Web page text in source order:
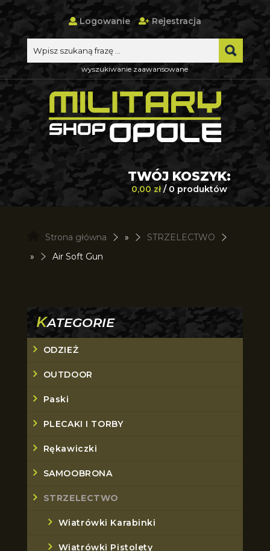
Logowanie Rejestracja
wyszukiwanie zaawansowane
TWÓJ KOSZYK:
0,00 zł/ 0 produktów
Strona główna »
STRZELECTWO
»
Air Soft Gun
KATEGORIE
ODZIEŻ
OUTDOOR
Paski
PLECAKI I TORBY
Rękawiczki
SAMOOBRONA
STRZELECTWO
Wiatrówki Karabinki
Wiatrówki Pistolety